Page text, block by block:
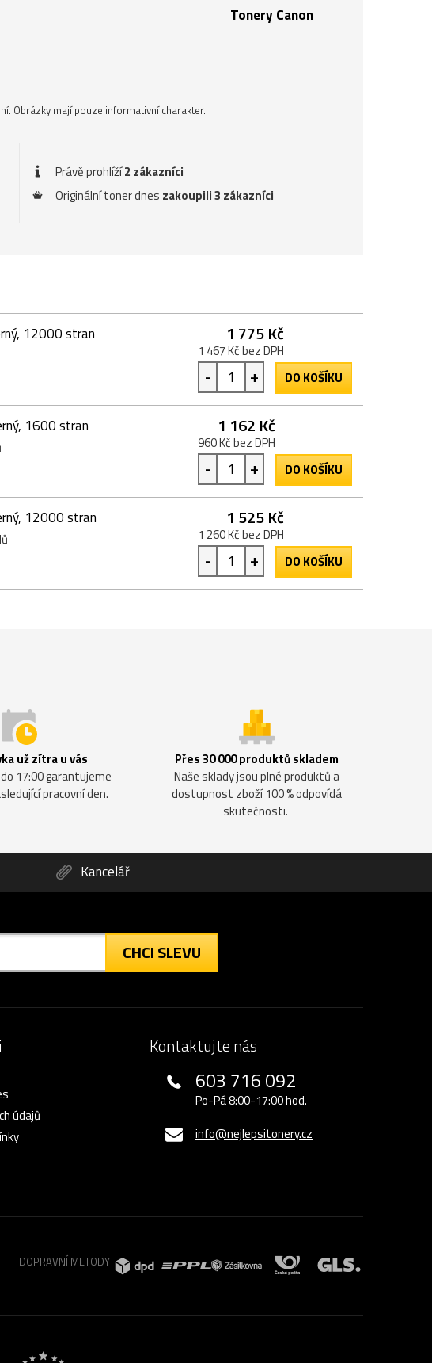
Tonery Canon
Obrázky mají pouze informativní charakter.
Právě prohlíží2 zákazníci
Originální toner dnes zakoupili 3 zákazníci
12000 stran 1 775 Kč
1 467 Kč bez DPH
- + DO KOŠÍKU
1600 stran 1 162 Kč
960 Kč bez DPH
- + DO KOŠÍKU
12000 stran 1 525 Kč
1 260 Kč bez DPH
- + DO KOŠÍKU
už zítra u vás
17:00 garantujeme
pracovní den.
Přes 30 000 produktů skladem
Naše sklady jsou plné produktů a
dostupnost zboží 100 % odpovídá
skutečnosti.
Kancelář
CHCI SLEVU
údajů
Kontaktujte nás
603 716 092
Po-Pá 8:00-17:00 hod.
info@nejlepsitonery.cz
DOPRAVNÍ METODY